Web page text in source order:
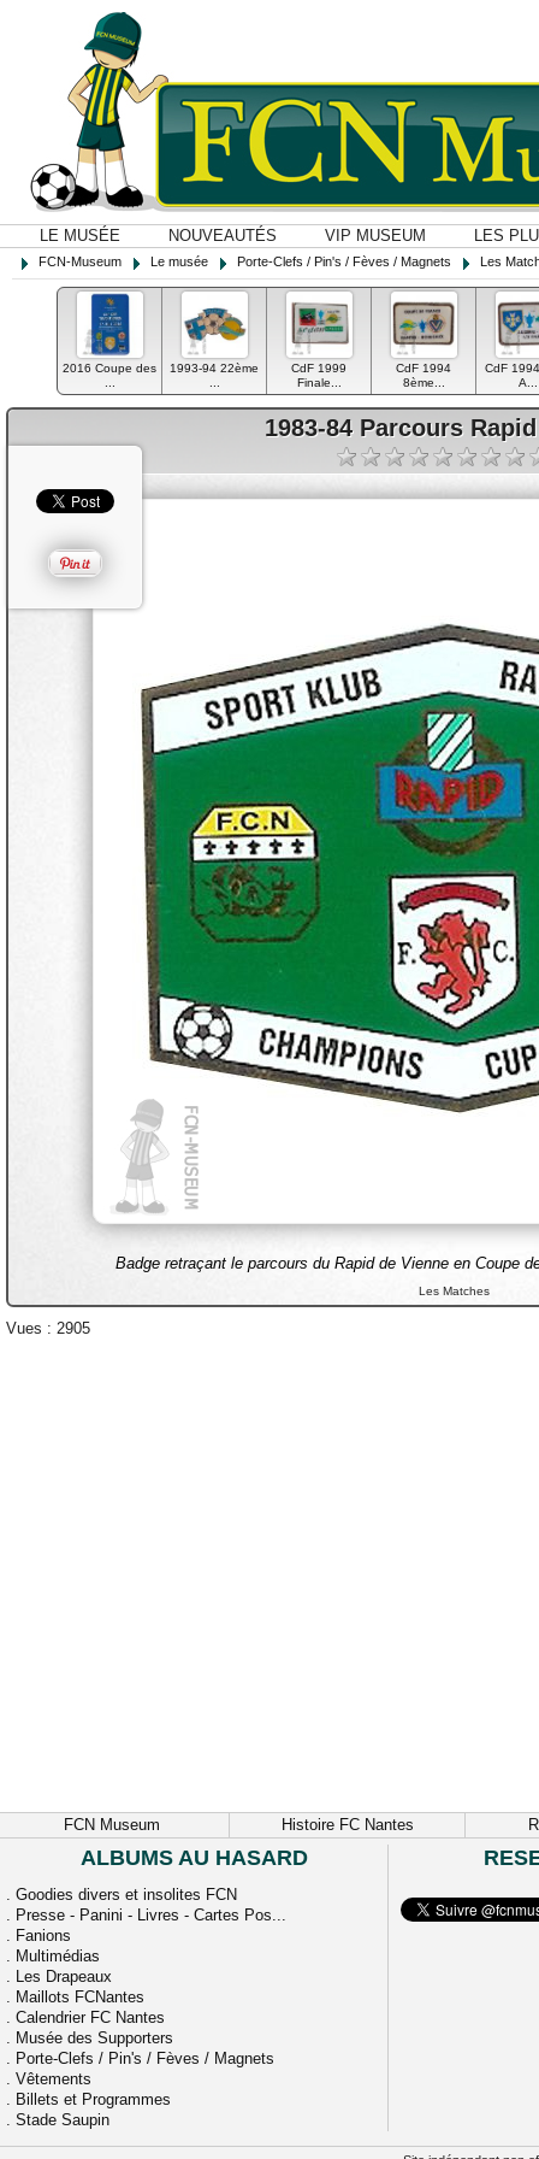
LE MUSÉE NOUVEAUTÉS VIP MUSEUM LES
FCN-Museum Le musée Porte-Clefs / Pin's / Fèves / Magnets Les
2016 Coupe des
1993-94 22ème
CdF 1999
Finale...
CdF 1994
8ème...
CdF
A...
1983-84 Parcours
Badge retraçant le parcours du Rapid de Vienne en Coupe
Les Matches
Vues : 2905
FCN Museum Histoire FC Nantes
ALBUMS AU HASARD
. Goodies divers et insolites FCN
. Presse - Panini - Livres - Cartes Pos...
. Fanions
. Multimédias
. Les Drapeaux
. Maillots FCNantes
. Calendrier FC Nantes
. Musée des Supporters
. Porte-Clefs / Pin's / Fèves / Magnets
. Vêtements
. Billets et Programmes
. Stade Saupin